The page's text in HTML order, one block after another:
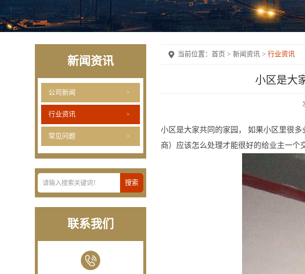
新闻资讯
公司新闻
行业资讯
常见问题
联系我们
当前位置： 首页 > 新闻资讯 > 行业资讯
小区是大
小区是大家共同的家园， 如果小区里很
商）应该怎么处理才能很好的给业主一个